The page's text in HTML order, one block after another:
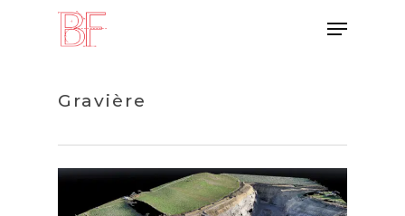
Menu
Gravière